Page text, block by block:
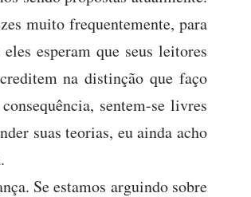
muito frequentemente, para
esperam que seus leitores
na distinção que faço
sentem-se livres
suas teorias, eu ainda acho
Se estamos arguindo sobre